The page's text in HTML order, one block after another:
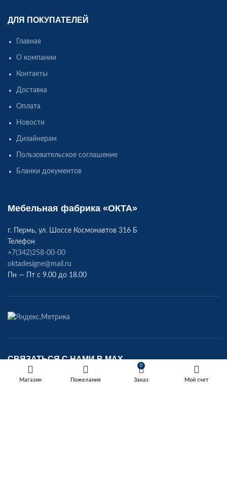
ДЛЯ ПОКУПАТЕЛЕЙ
Главная
О компании
Контакты
Доставка
Оплата
Новости
Дизайнерам
Пользовательское соглашение
Бланки документов
Мебельная фабрика «ОКТА»
г. Пермь, ул. Шоссе Космонавтов 316 Б
Телефон
+7(342)258-00-00
oktadesigne@mail.ru
Пн — Пт с 9.00 до 18.00
СВЯЗАТЬСЯ С НАМИ В МАХ
https://max.ru/u/f9LHodD0cOIDXrp8KMiXsTp4-
Магазин Пожелания
0
Заказ Мой счет